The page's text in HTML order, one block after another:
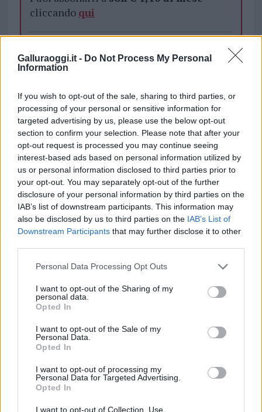
Galluraoggi.it - Do Not Process My Personal
Information
If you wish to opt-out of the sale, sharing to third parties, or
processing of your personal or sensitive information for
targeted advertising by us, please use the below opt-out
section to confirm your selection. Please note that after your
opt-out request is processed you may continue seeing
interest-based ads based on personal information utilized by
us or personal information disclosed to third parties prior to
your opt-out. You may separately opt-out of the further
disclosure of your personal information by third parties on the
IAB’s list of downstream participants. This information may
also be disclosed by us to third parties on the IAB’s List of
Downstream Participants that may further disclose it to other
Please note that this website/app uses one or more Google
not limited to your visit or usage behaviour. You may click to
grant or deny consent to Google and its third-party tags to
use your data for below specified purposes in below Google
consent section.
Personal Data Processing Opt Outs
I want to opt-out of the Sharing of my
personal data.
Opted In
I want to opt-out of the Sale of my
Personal Data.
Opted In
I want to opt-out of processing my
Personal Data for Targeted Advertising.
Opted In
I want to opt-out of Collection, Use,
cliccando qui
Puoi effettuare l'accesso andando nella
sezione
dal menù del sito o
cliccandoqui
TEMI: Arbitro Olbia
Giovanili Olbia
Marino Olbia
Notizie Olbia
Olbia Calcio
Olbia Polrte Chiuse
Presidente Olbia
Tifosi Arbitro
Inviaci le tue segnalazioni,
i tuoi video e le tue foto
Su WhatsApp al numero +39
345 356 7512
Notizie in tempo reale?
Entra nel canale telegram di